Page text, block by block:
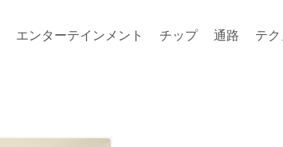
エンターテインメント チップ 通路 テ